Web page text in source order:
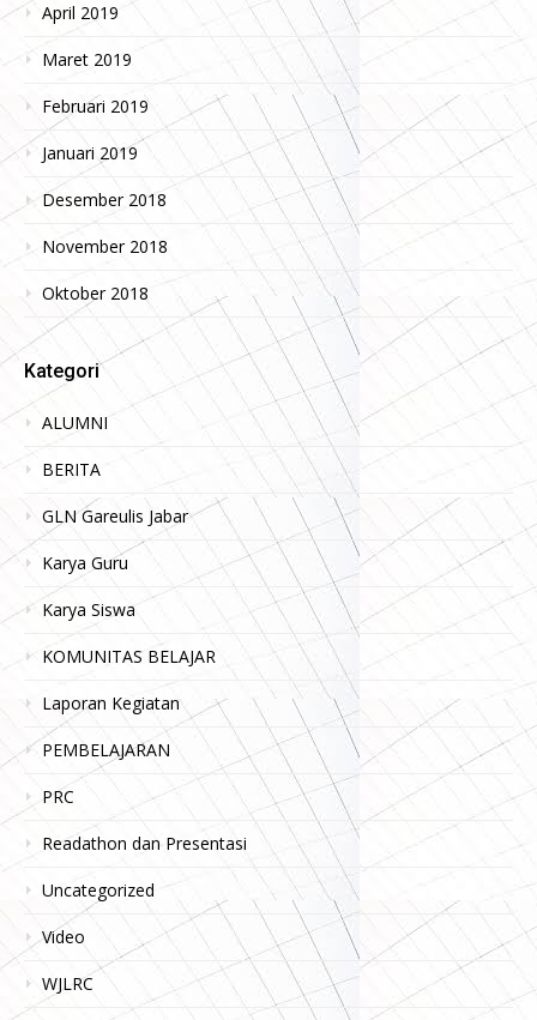
April 2019
Maret 2019
Februari 2019
Januari 2019
Desember 2018
November 2018
Oktober 2018
Kategori
ALUMNI
BERITA
GLN Gareulis Jabar
Karya Guru
Karya Siswa
KOMUNITAS BELAJAR
Laporan Kegiatan
PEMBELAJARAN
PRC
Readathon dan Presentasi
Uncategorized
Video
WJLRC